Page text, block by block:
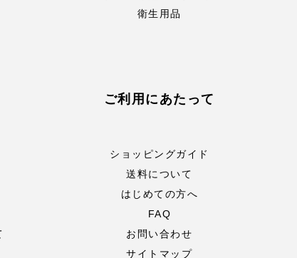
衛生用品
ご利用にあたって
ショッピングガイド
送料について
はじめての方へ
FAQ
お問い合わせ
サイトマップ